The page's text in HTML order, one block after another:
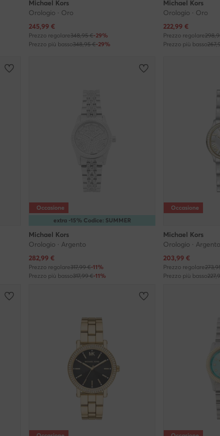
Michael Kors
Orologio · Oro
Prezzo attuale
245,99 €
Prezzo regolare348,95 €-29%
Prezzo più basso348,95 €-29%
Michael Kors
Orologio · Oro
Prezzo attuale
222,99 €
Prezzo regolare
Prezzo più basso
extra -15% Codice: SUMMER
Occasione
Michael Kors
Orologio · Argento
Prezzo attuale
282,99 €
Prezzo regolare317,99 €-11%
Prezzo più basso317,99 €-11%
Occasione
Michael Kors
Orologio · Argento
Prezzo attuale
203,99 €
Prezzo regolare
Prezzo più basso